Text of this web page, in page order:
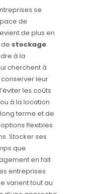
se
de
de plus en
stockage
à la
cherchent à
leur
les coûts
à la location
terme et de
flexibles
Stocker ses
que
en fait
entreprises
varient tout au